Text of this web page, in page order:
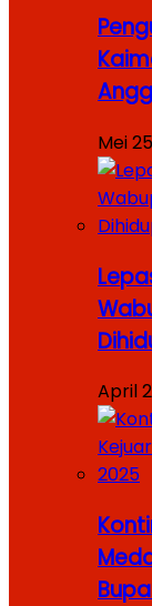
Mei
April